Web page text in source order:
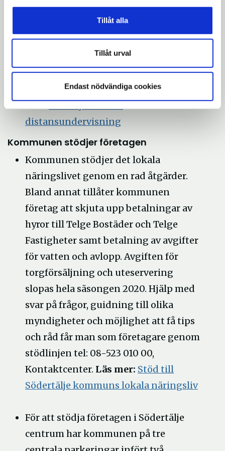
Tillåt alla
Tillåt urval
Endast nödvändiga cookies
förskola coronaviruset
Kommunens gymnasieskolor,
vuxenutbildningar samt Campus
Telge har infört distansutbildning
som finns tillgänglig via digitala
plattformar via elevernas datorer.
distansundervisning
Kommunen stödjer företagen
Kommunen stödjer det lokala
näringslivet genom en rad åtgärder.
Bland annat tillåter kommunen
företag att skjuta upp betalningar av
hyror till Telge Bostäder och Telge
Fastigheter samt betalning av avgifter
för vatten och avlopp. Avgiften för
torgförsäljning och uteservering
slopas hela säsongen 2020. Hjälp med
svar på frågor, guidning till olika
myndigheter och möjlighet att få tips
och råd får man som företagare genom
stödlinjen tel: 08-523 010 00,
Kontaktcenter. Läs mer: Stöd till
Södertälje kommuns lokala näringsliv
För att stödja företagen i Södertälje
centrum har kommunen på tre